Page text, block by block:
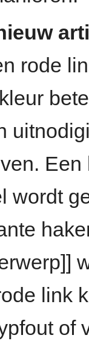
rode
wordt
link
of